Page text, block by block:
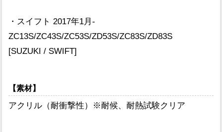
・スイフト 2017年1月-
ZC13S/ZC43S/ZC53S/ZD53S/ZC83S/ZD83S
[SUZUKI / SWIFT]
【素材】
アクリル（耐衝撃性）※耐候、耐熱試験クリア